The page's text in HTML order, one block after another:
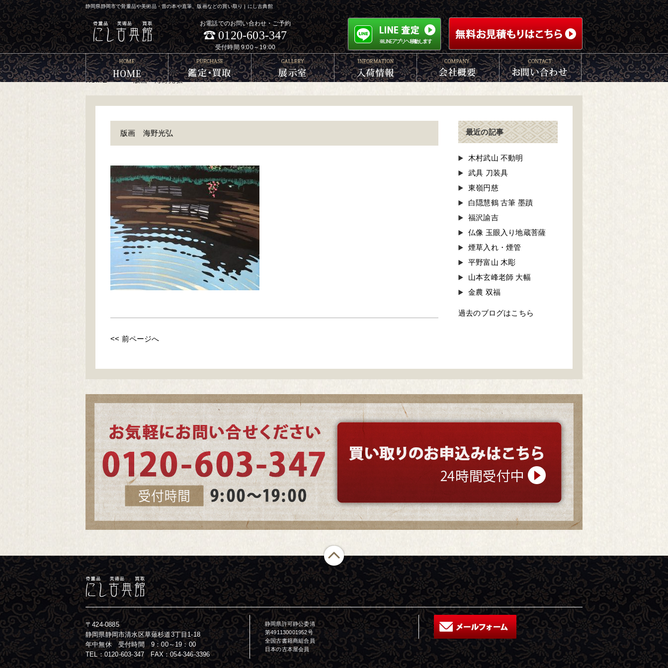
静岡県静岡市で骨董品や美術品・昔の本や直筆、版画などの買い取り | にし古典館
お電話でのお問い合わせ・ご予約
0120-603-347
受付時間 9:00～19:00
HOME> > 版画 海野光弘
版画 海野光弘
<< 前ページへ
最近の記事
木村武山 不動明
武具 刀装具
東嶺円慈
白隠慧鶴 古筆 墨蹟
福沢諭吉
仏像 玉眼入り地蔵菩薩
煙草入れ・煙管
平野富山 木彫
山本玄峰老師 大幅
金農 双福
過去のブログはこちら
〒424-0885
静岡県静岡市清水区草薙杉道3丁目1-18
年中無休 受付時間 9：00～19：00
TEL：0120-603-347 FAX：054-346-3396
静岡県許可静公委清
第491130001952号
全国古書籍商組合員
日本の古本屋会員